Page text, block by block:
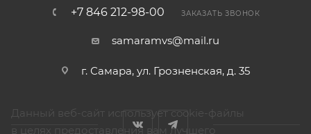
+7 846 212-98-00 ЗАКАЗАТЬ ЗВОНОК
samaramvs@mail.ru
г. Самара, ул. Грозненская, д. 35
Данный веб-сайт использует cookie-файлы
в целях предоставления вам лучшего